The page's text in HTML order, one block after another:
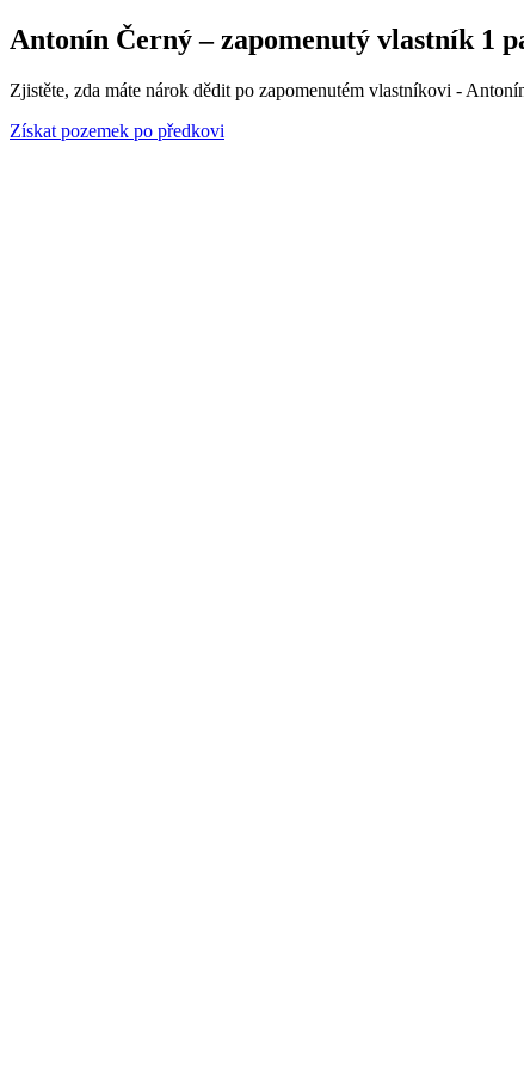
Antonín Černý – zapomenutý vlastník 1
Zjistěte, zda máte nárok dědit po zapomenutém vlastníkovi -
Získat pozemek po předkovi